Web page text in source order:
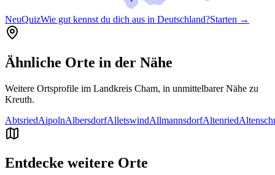
NeuQuizWie gut kennst du dich aus in Deutschland?Starten →
Ähnliche Orte in der Nähe
Weitere Ortsprofile im Landkreis Cham, in unmittelbarer Nähe zu
Kreuth.
AbtsriedAipolnAlbersdorfAlletswindAllmannsdorfAltenried
Entdecke weitere Orte